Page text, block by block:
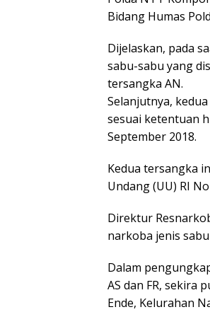
Bidang Humas
Dijelaskan, pada
sabu-sabu yang
tersangka AN.
Selanjutnya,
sesuai ketentuan
September 2018.
Kedua tersangka
Undang (UU) RI
Direktur
narkoba jenis
Dalam
AS dan FR, sekira
Ende, Kelurahan